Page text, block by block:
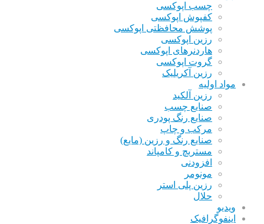
چسب اپوکسی
کفپوش اپوکسی
پوشش محافظتی اپوکسی
رزین اپوکسی
هاردنرهای اپوکسی
گروت اپوکسی
رزین آکریلیک
مواد اولیه
رزین آلکید
صنایع چسب
صنایع رنگ پودری
مرکب و چاپ
صنایع رنگ و رزین (مایع)
مستربچ و کامپاند
افزودنی
مونومر
رزین پلی استر
حلال
ویدیو
اینفوگرافیک